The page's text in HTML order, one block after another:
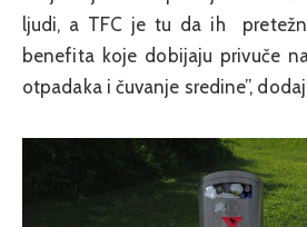
ljudi, a TFC je tu da ih
benefita koje dobijaju privuče
otpadaka i čuvanje sredine”,